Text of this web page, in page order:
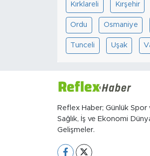
Kırklareli Kırşehir
Ordu Osmaniye
Tunceli Uşak
Reflex Haber; Günlük Spor
Sağlık, İş ve Ekonomi
Gelişmeler.